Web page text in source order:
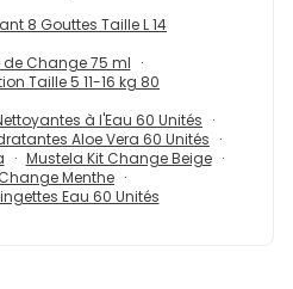
8 Gouttes Taille L 14
de Change 75 ml
Taille 5 11-16 kg 80
à l'Eau 60 Unités
Aloe Vera 60 Unités
Mustela Kit Change Beige
Menthe
Eau 60 Unités